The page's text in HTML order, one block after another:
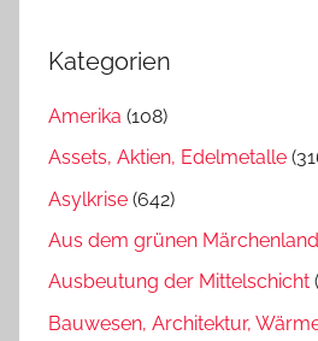
Kategorien
Amerika (108)
Assets, Aktien, Edelmetalle
Asylkrise (642)
Aus dem grünen Märchenland
Ausbeutung der Mittelschicht
Bauwesen, Architektur,